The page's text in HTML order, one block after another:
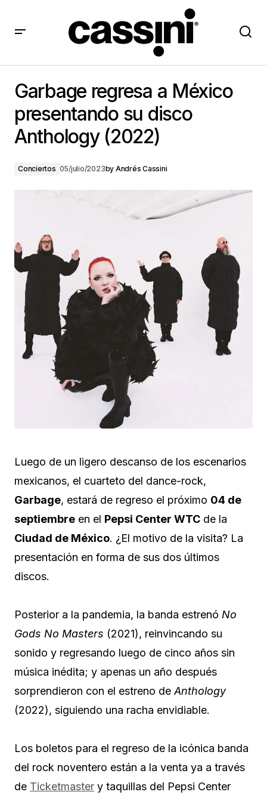
Anthology (2022)
Garbage regresa a México
presentando su disco
Anthology (2022)
Conciertos 05/julio/2023by Andrés Cassini
Luego de un ligero descanso de los escenarios
mexicanos, el cuarteto del dance-rock,
Garbage, estará de regreso el próximo 04 de
septiembre en el Pepsi Center WTC de la
Ciudad de México. ¿El motivo de la visita? La
presentación en forma de sus dos últimos
discos.
Posterior a la pandemia, la banda estrenó No
Gods No Masters (2021), reinvincando su
sonido y regresando luego de cinco años sin
música inédita; y apenas un año después
sorprendieron con el estreno de Anthology
(2022), siguiendo una racha envidiable.
Los boletos para el regreso de la icónica banda
del rock noventero están a la venta ya a través
de Ticketmaster y taquillas del Pepsi Center